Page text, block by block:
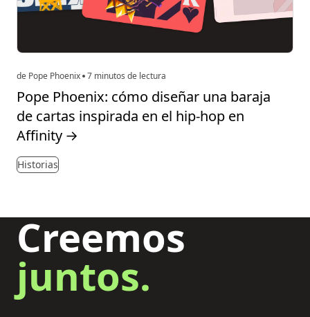
de Pope Phoenix 7 minutos de lectura
Pope Phoenix: cómo diseñar una baraja
de cartas inspirada en el hip-hop en
Affinity →
Historias
Creemos
juntos.